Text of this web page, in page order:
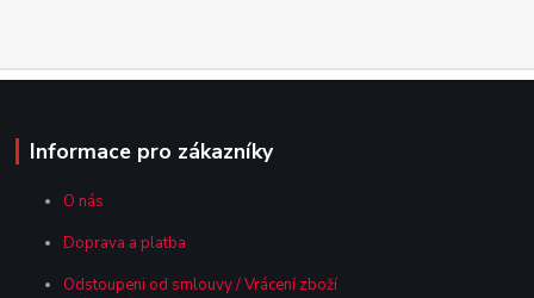
Informace pro zákazníky
O nás
Doprava a platba
Odstoupeni od smlouvy / Vrácení zboží